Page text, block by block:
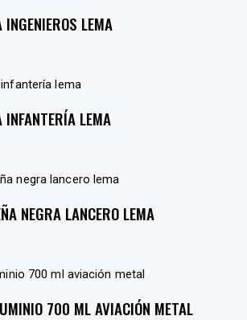
INGENIEROS LEMA
INFANTERÍA LEMA
NEGRA LANCERO LEMA
700 ML AVIACIÓN METAL